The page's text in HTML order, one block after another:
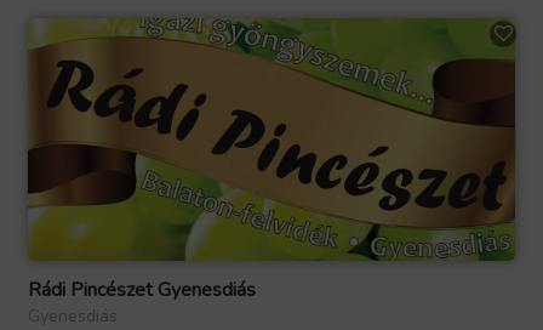
Rádi Pincészet Gyenesdiás
Gyenesdiás